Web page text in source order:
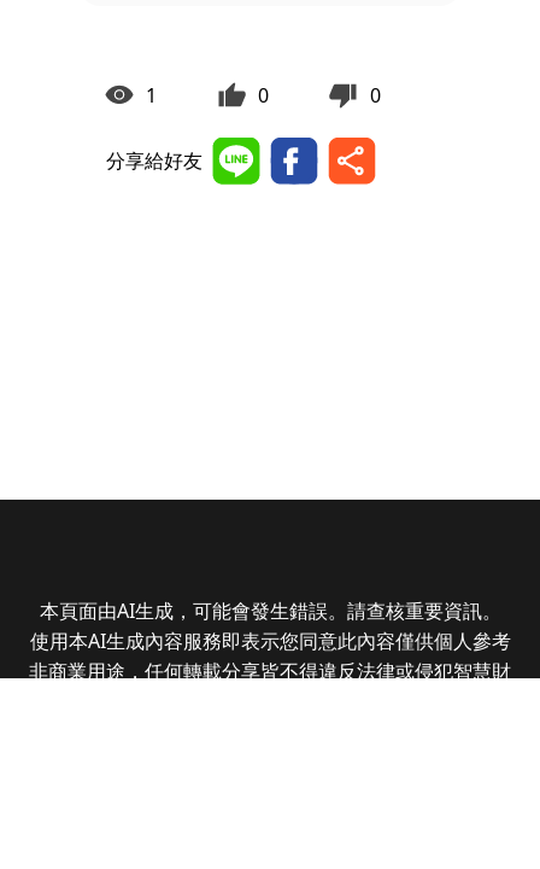
1 0 0
分享給好友
本頁面由AI生成，可能會發生錯誤。請查核重要資訊。
使用本AI生成內容服務即表示您同意此內容僅供個人參考
非商業用途，任何轉載分享皆不得違反法律或侵犯智慧財